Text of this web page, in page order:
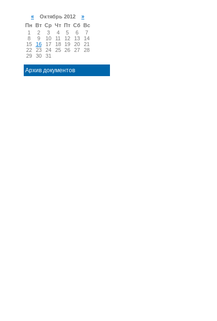
« Октябрь 2012 »
Пн Вт Ср Чт Пт Сб Вс
1
2 3 4 5 6
7
8
9 10 11 12 13
14
15
16 17 18 19 20
21
22
23 24 25 26 27
28
29
30 31
Архив документов